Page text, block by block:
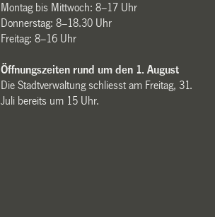
Montag bis Mittwoch: 8–17 Uhr
Donnerstag: 8–18.30 Uhr
Freitag: 8–16 Uhr
Öffnungszeiten rund um den 1. August
Die Stadtverwaltung schliesst am Freitag, 31.
Juli bereits um 15 Uhr.